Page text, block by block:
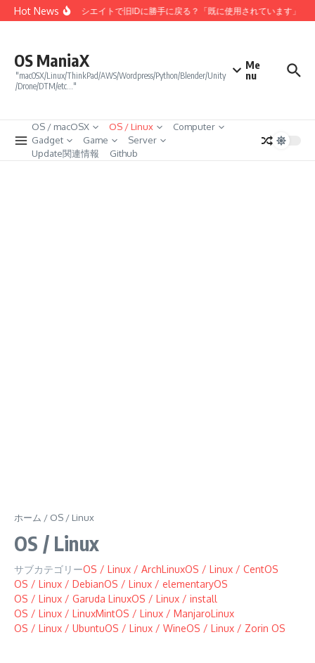
コンテンツへスキップ
Hot News
Amazonアソシエイトで旧IDに勝手に戻る？「既に使用されています」エ
OS ManiaX
"macOSX/Linux/ThinkPad/AWS/Wordpress/Python/Blender/Unity
/Drone/DTM/etc…"
Me
nu
OS / macOSX OS / Linux
Computer
Gadget
Game
Server
Update関連情報
Github
ホーム / OS / Linux
OS / Linux
サブカテゴリーOS / Linux / ArchLinuxOS / Linux / CentOS
OS / Linux / DebianOS / Linux / elementaryOS
OS / Linux / Garuda LinuxOS / Linux / install
OS / Linux / LinuxMintOS / Linux / ManjaroLinux
OS / Linux / UbuntuOS / Linux / WineOS / Linux / Zorin OS